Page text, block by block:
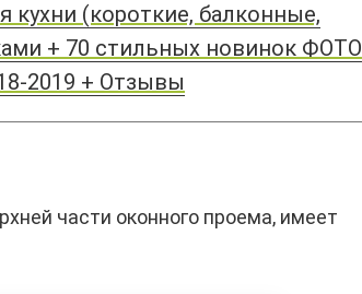
(короткие, балконные,
+ 70 стильных новинок ФОТО
2019 + Отзывы
части оконного проема, имеет